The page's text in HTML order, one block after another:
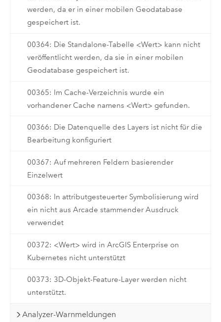
werden, da er in einer mobilen Geodatabase
gespeichert ist.
00364: Die Standalone-Tabelle <Wert> kann nicht
veröffentlicht werden, da sie in einer mobilen
Geodatabase gespeichert ist.
00365: Im Cache-Verzeichnis wurde ein
vorhandener Cache namens <Wert> gefunden.
00366: Die Datenquelle des Layers ist nicht für die
Bearbeitung konfiguriert
00367: Auf mehreren Feldern basierender
Einzelwert
00368: In attributgesteuerter Symbolisierung wird
ein nicht aus Arcade stammender Ausdruck
verwendet
00372: <Wert> wird in ArcGIS Enterprise on
Kubernetes nicht unterstützt
00373: 3D-Objekt-Feature-Layer werden nicht
unterstützt.
Analyzer-Warnmeldungen